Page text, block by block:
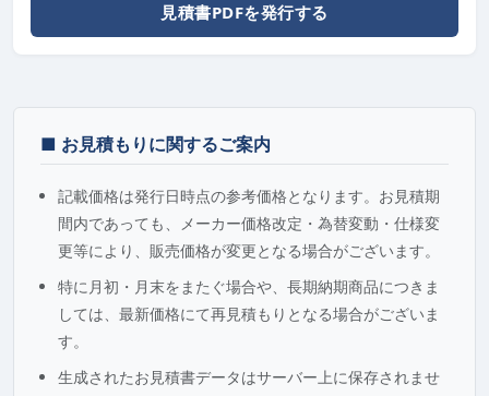
見積書PDFを発行する
■ お見積もりに関するご案内
記載価格は発行日時点の参考価格となります。お見積期
間内であっても、メーカー価格改定・為替変動・仕様変
更等により、販売価格が変更となる場合がございます。
特に月初・月末をまたぐ場合や、長期納期商品につきま
しては、最新価格にて再見積もりとなる場合がございま
す。
生成されたお見積書データはサーバー上に保存されませ